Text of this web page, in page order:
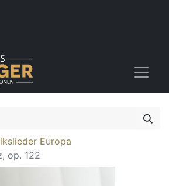
Europa
op. 122